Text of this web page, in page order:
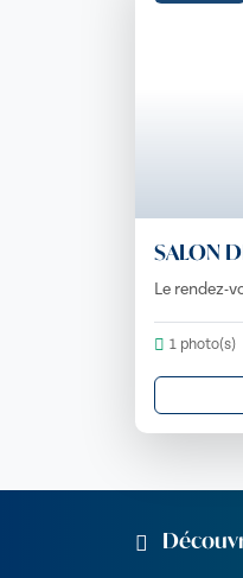
SALON
Le rendez-
1 photo(s)